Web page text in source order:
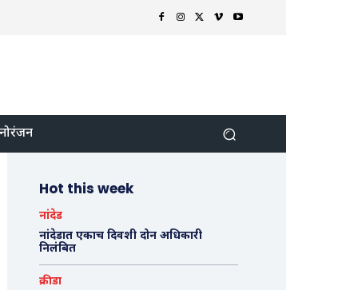
Hot this week
नांदेड
नांदेडात एकाच दिवशी दोन अधिकारी
निलंबित
क्रीडा